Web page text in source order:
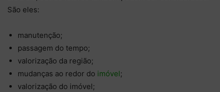
São eles:
manutenção;
passagem do tempo;
valorização da região;
mudanças ao redor do imóvel;
valorização do imóvel;